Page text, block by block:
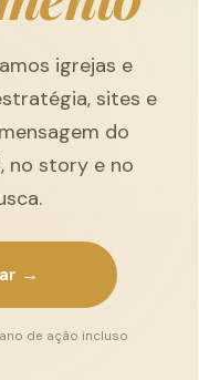
igrejas e
sites e
do
no story e no
→
de ação incluso